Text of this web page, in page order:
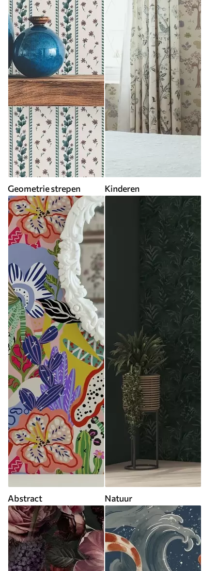
Geometrie strepen Kinderen
Abstract Natuur